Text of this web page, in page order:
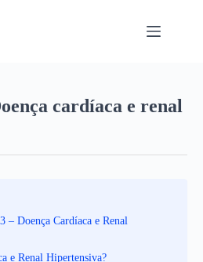
cardíaca e renal
Doença Cardíaca e Renal
e Renal Hipertensiva?